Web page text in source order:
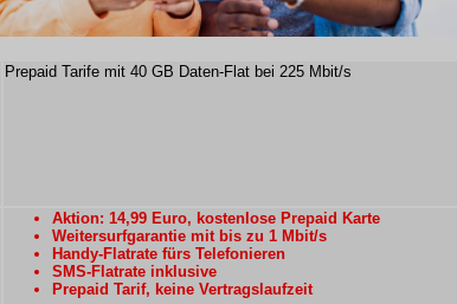
Prepaid Tarife mit 40 GB Daten-Flat bei 225 Mbit/s
Aktion: 14,99 Euro, kostenlose Prepaid Karte
Weitersurfgarantie mit bis zu 1 Mbit/s
Handy-Flatrate fürs Telefonieren
SMS-Flatrate inklusive
Prepaid Tarif, keine Vertragslaufzeit